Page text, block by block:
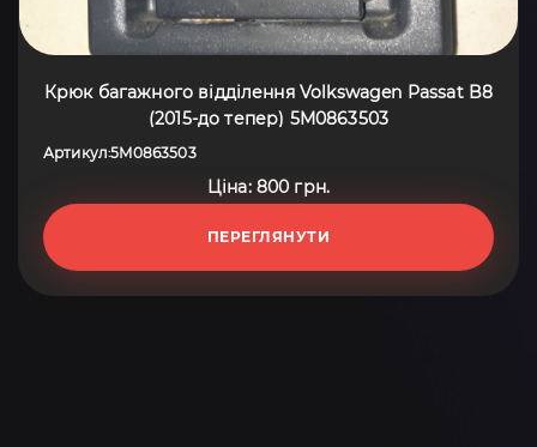
Крюк багажного відділення Volkswagen Passat B8
(2015-до тепер) 5M0863503
Артикул:5M0863503
Ціна: 800 грн.
ПЕРЕГЛЯНУТИ